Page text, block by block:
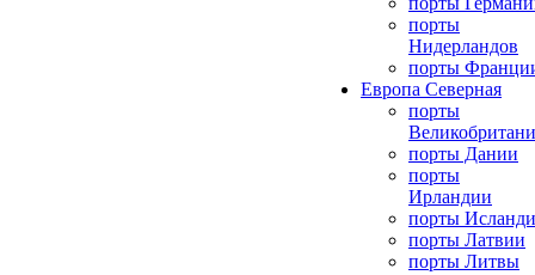
порты
Нидерландов
порты
Европа Северная
порты
порты Дании
порты
Ирландии
порты
порты Латвии
порты Литвы